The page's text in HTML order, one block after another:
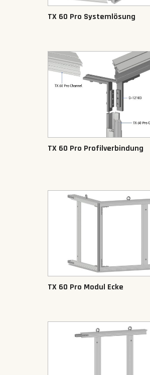
TX 60 Pro Systemlösung
TX 60 Pro Profilverbindung
TX 60 Pro Modul Ecke